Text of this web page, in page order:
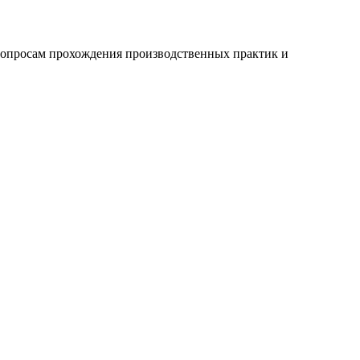
прохождения производственных практик и